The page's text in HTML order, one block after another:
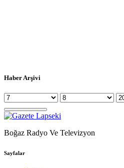
Haber Arşivi
Boğaz Radyo Ve Televizyon
Sayfalar